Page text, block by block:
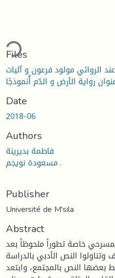
Files
الروائي مولود فرعون و آليات
Date
2018-06
Authors
فاطمة بديرينة
مسعودة نويجم .
Publisher
Université de M'sila
Abstract
خاصة تطوراً ملحوظاً بعد
وتناولوا النص الأدبي بالدراسة
بعضها النص بالمجتمع، وابتعد